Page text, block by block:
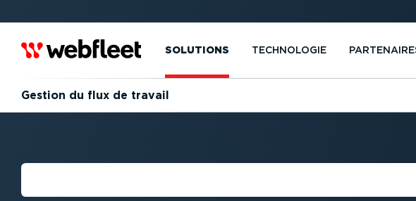
SOLUTIONS TECHNOLOGIE
Gestion du flux de travail
DÉVIATION